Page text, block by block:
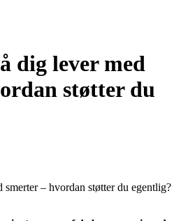
dig lever med
støtter du
– hvordan støtter du egentlig?